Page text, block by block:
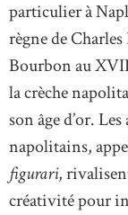
particulier à
règne de
Bourbon au
la crèche
son âge d’or.
napolitains,
figurari,
créativité pour